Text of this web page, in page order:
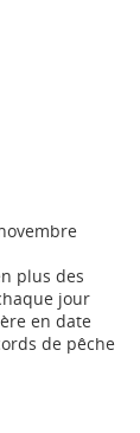
plus des
jour
en date
de pêche